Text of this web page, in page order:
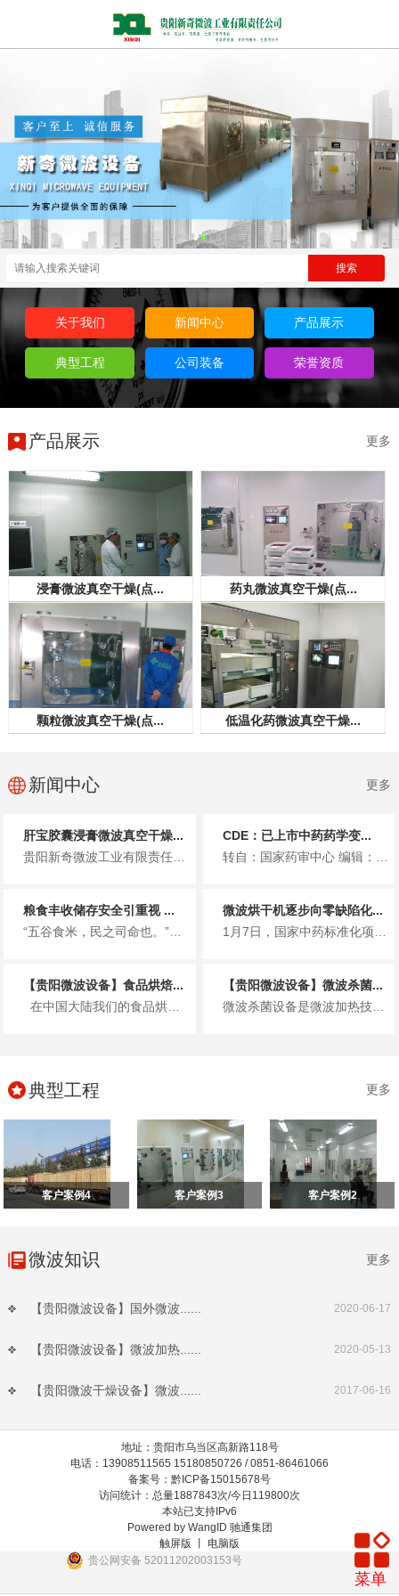
关于我们 新闻中心 产品展示
典型工程 公司装备 荣誉资质
产品展示 更多
浸膏微波真空干燥(点... 药丸微波真空干燥(点...
颗粒微波真空干燥(点... 低温化药微波真空干燥...
新闻中心 更多
肝宝胶囊浸膏微波真空干燥...
贵阳新奇微波工业有限责任公司 「好用、耐用。是客户对我们的总结」 作者 | 范兴 杨成梓 吴淑英&nb...
CDE：已上市中药药学变...
转自：国家药审中心 编辑：蒲公英-绿茶 4月2日，国家药审中心发布关于《已上市中药药学变更研...
粮食丰收储存安全引重视 ...
“五谷食米，民之司命也。”自古以来，粮食都是人类设备生产、生活和生存的最基本要素，是国家经济发展、社会稳定的重要参照指标...
微波烘干机逐步向零缺陷化...
1月7日，国家中药标准化项目启动仪式在中国药都江西省樟树市举行。国家中药标准化项目由国家发改委和国家中医药管理局共同组织...
【贵阳微波设备】食品烘焙...
在中国大陆我们的食品烘焙适用广泛，有着皇室烘焙典范的，还有以超市为主的甜品烘焙，港式鲜饮，中国传统甜品为辅...
【贵阳微波设备】微波杀菌...
微波杀菌设备是微波加热技术功能的延伸，具体表现为微波与生物体以及其组成基本细胞之间的相互作用，对于微波杀菌设备的使用，其...
典型工程 更多
客户案例4 客户案例3 客户案例2
微波知识 更多
【贵阳微波设备】国外微波...... 2020-06-17
【贵阳微波设备】微波加热...... 2020-05-13
【贵阳微波干燥设备】微波...... 2017-06-16
地址：贵阳市乌当区高新路118号
电话：13908511565 15180850726 / 0851-86461066
备案号：黔ICP备15015678号
访问统计：总量1887843次/今日119800次
本站已支持IPv6
Powered by WangID 驰通集团
触屏版 丨 电脑版
贵公网安备 52011202003153号
菜单